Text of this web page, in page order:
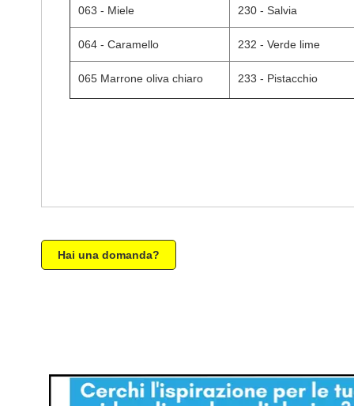
063 - Miele 230 - Salvia
064 - Caramello 232 - Verde lime
065 Marrone oliva chiaro 233 - Pistacchio
Hai una domanda?